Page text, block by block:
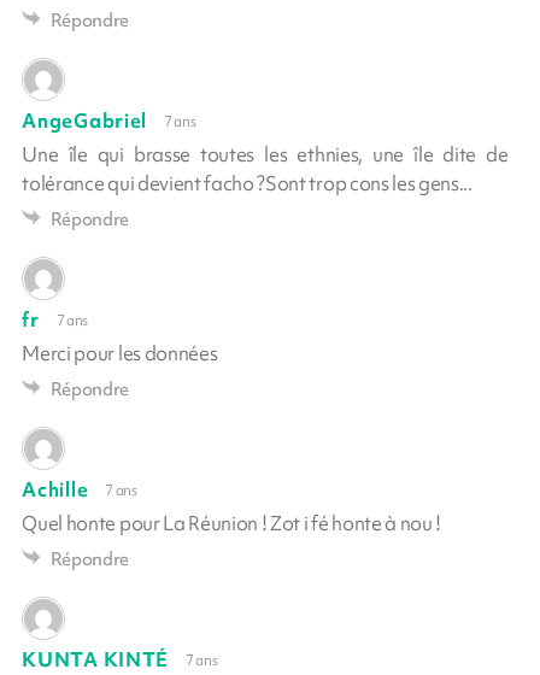
Répondre
AngeGabriel 7 ans
Une île qui brasse toutes les ethnies, une île dite de
tolérance qui devient facho ?Sont trop cons les gens...
Répondre
fr 7 ans
Merci pour les données
Répondre
Achille 7 ans
Quel honte pour La Réunion ! Zot i fé honte à nou !
Répondre
KUNTA KINTÉ 7 ans